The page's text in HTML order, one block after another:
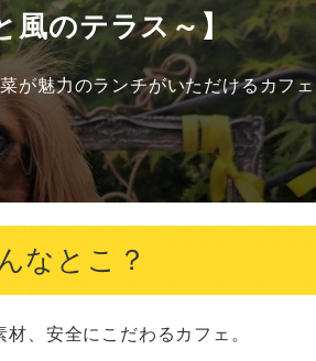
風のテラス～】
が魅力のランチがいただけるカフェ
なとこ？
、安全にこだわるカフェ。